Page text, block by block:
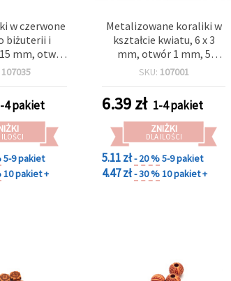
w czerwone
biżuterii i
mm, otwór
– 5 szt.
107035
4 pakiet
ILOŚCI
5-9 pakiet
10 pakiet +
Metalizowane koraliki w
kształcie kwiatu, 6 x 3
mm, otwór 1 mm, 5
płatków, białe – 50 g ~ 540
SKU: 107001
6.39zł 1-4 pakiet
ZNIŻKI
DLA ILOŚCI
5.11 zł- 20 %5-9 pakiet
4.47 zł- 30 %10 pakiet +